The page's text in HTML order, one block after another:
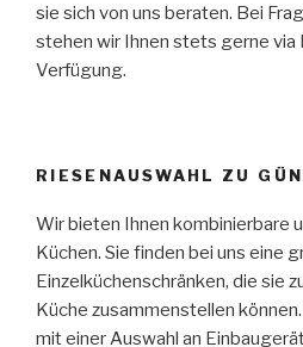
sie sich von uns beraten. Bei
stehen wir Ihnen stets gerne via
Verfügung.
RIESENAUSWAHL ZU
Wir bieten Ihnen kombinierbare
Küchen. Sie finden bei uns eine
Einzelküchenschränken, die sie
Küche zusammenstellen
mit einer Auswahl an